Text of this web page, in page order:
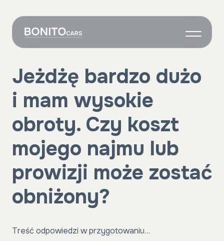
Wynajem
Grafik
Onboarding
Kontakt
Jeżdżę bardzo dużo
i mam wysokie
obroty. Czy koszt
mojego najmu lub
prowizji może zostać
obniżony?
Treść odpowiedzi w przygotowaniu…